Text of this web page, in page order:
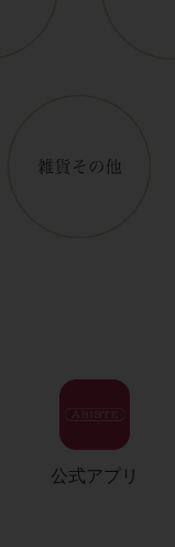
公式アプリ